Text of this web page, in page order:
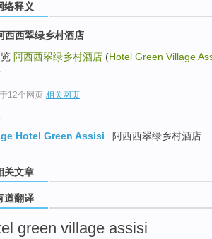
络释义
西西翠绿乡村酒店
阿西西翠绿乡村酒店 (Hotel Green Village
12个网页-相关网页
Hotel Green Assisi
阿西西翠绿乡村酒店
关文章
道翻译
green village assisi